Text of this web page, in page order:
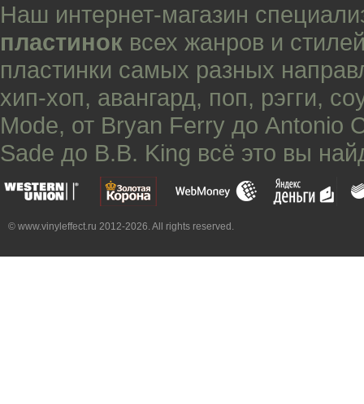
Наш интернет-магазин
пластинок всех жанров и
пластинки самых разных
хип-хоп, авангард, поп, рэгги,
Mode, от Bryan Ferry до Antonio
Sade до B.B. King всё это вы
© www.vinyleffect.ru 2012-2026. All rights reserved.